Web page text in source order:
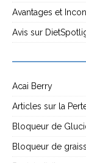
Avantages et
Avis sur
Acai Berry
Articles sur la
Bloqueur de
Bloqueur de